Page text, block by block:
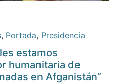
, Portada, Presidencia
estamos
humanitaria de
en Afganistán”